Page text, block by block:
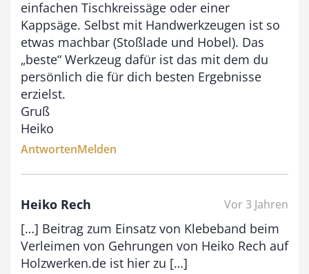
einfachen Tischkreissäge oder einer
Kappsäge. Selbst mit Handwerkzeugen ist so
etwas machbar (Stoßlade und Hobel). Das
„beste“ Werkzeug dafür ist das mit dem du
persönlich die für dich besten Ergebnisse
erzielst.
Gruß
Heiko
AntwortenMelden
Heiko Rech Vor 3 Jahren
[…] Beitrag zum Einsatz von Klebeband beim
Verleimen von Gehrungen von Heiko Rech auf
Holzwerken.de ist hier zu […]